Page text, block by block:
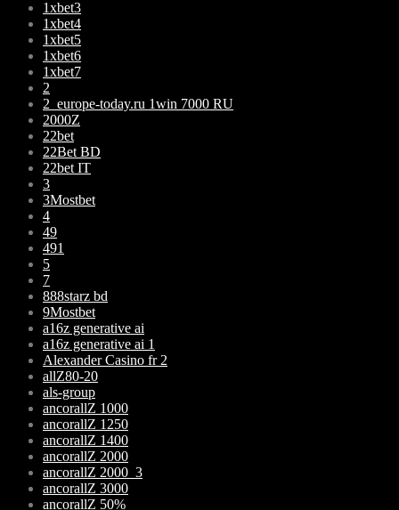
1xbet3
1xbet4
1xbet5
1xbet6
1xbet7
2
2_europe-today.ru 1win 7000 RU
2000Z
22bet
22Bet BD
22bet IT
3
3Mostbet
4
49
491
5
7
888starz bd
9Mostbet
a16z generative ai
a16z generative ai 1
Alexander Casino fr 2
allZ80-20
als-group
ancorallZ 1000
ancorallZ 1250
ancorallZ 1400
ancorallZ 2000
ancorallZ 2000_3
ancorallZ 3000
ancorallZ 50%